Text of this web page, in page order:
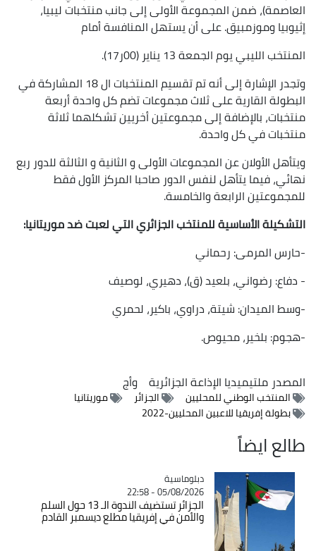
العاصمة)، ضمن المجموعة الأولى إلى جانب منتخبات ليبيا،
إثيوبيا وموزمبيق. على أن يستهل المنافسة أمام
المنتخب الليبي يوم الجمعة 13 يناير (00ر17).
وتجدر الإشارة إلى أنه تم تقسيم المنتخبات ال 18 المشاركة في
البطولة القارية على ثلاث مجموعات تضم كل واحدة أربعة
منتخبات، بالإضافة إلى مجموعتين أخريين تشكلهما ثلاثة
منتخبات في كل واحدة.
ويتأهل الأولان عن المجموعات الأولى و الثانية و الثالثة للدور ربع
نهائي، فيما يتأهل لنفس الدور صاحبا المركز الأول فقط
للمجموعتين الرابعة والخامسة.
التشكيلة الأساسية للمنتخب الجزائري التي لعبت ضد موريتانيا:
-حارس المرمى: رحماني
- دفاع: رضواني، بلعيد (ق)، دهيري، لوصيف
-وسط الميدان: شيتة، دراوي، باكير، لحمري
-هجوم: بلخير، محيوص.
المصدرملتيميديا الإذاعة الجزائرية وأج
المنتخب الوطني للمحليين الجزائر
موريتانيا
بطولة إفريقيا للاعبين المحليين-2022
طالع ايضاً
Catégorie
دبلوماسية
05/08/2026 - 22:58
الجزائر تستضيف الندوة الـ 13 حول السلم
والأمن في إفريقيا مطلع ديسمبر القادم